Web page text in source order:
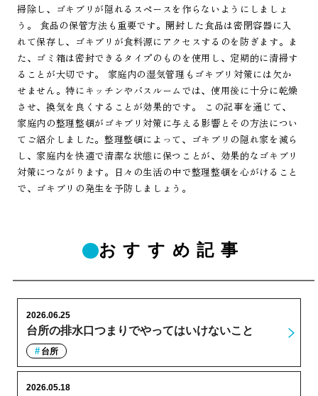
掃除し、ゴキブリが隠れるスペースを作らないようにしましょ
う。 食品の保管方法も重要です。開封した食品は密閉容器に入
れて保存し、ゴキブリが食料源にアクセスするのを防ぎます。ま
た、ゴミ箱は密封できるタイプのものを使用し、定期的に清掃す
ることが大切です。 家庭内の湿気管理もゴキブリ対策には欠か
せません。特にキッチンやバスルームでは、使用後に十分に乾燥
させ、換気を良くすることが効果的です。 この記事を通じて、
家庭内の整理整頓がゴキブリ対策に与える影響とその方法につい
てご紹介しました。整理整頓によって、ゴキブリの隠れ家を減ら
し、家庭内を快適で清潔な状態に保つことが、効果的なゴキブリ
対策につながります。日々の生活の中で整理整頓を心がけること
で、ゴキブリの発生を予防しましょう。
おすすめ記事
台所の排水口つまりでやってはいけないこと
2026.06.25
台所
2026.05.18